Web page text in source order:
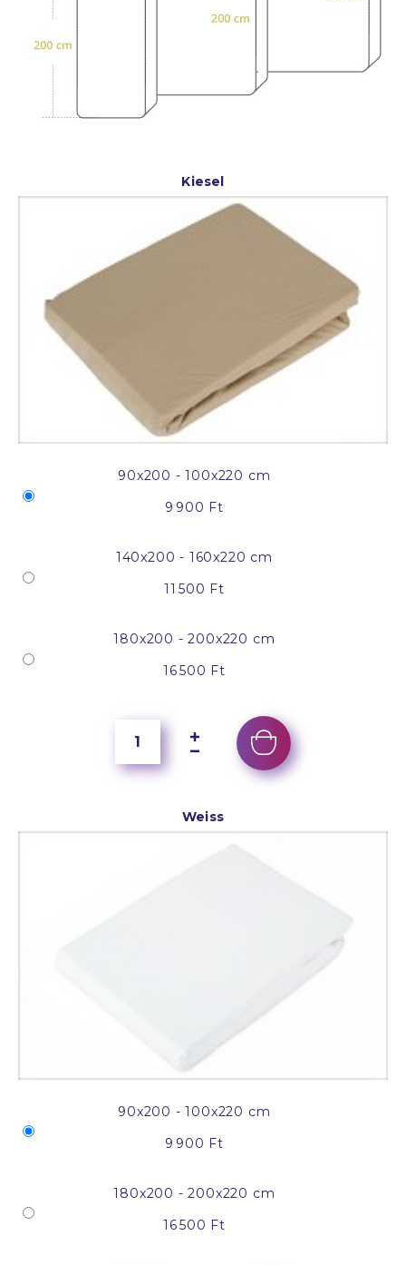
Kiesel
90x200 - 100x220 cm
9 900 Ft
140x200 - 160x220 cm
11 500 Ft
180x200 - 200x220 cm
16 500 Ft
Weiss
90x200 - 100x220 cm
9 900 Ft
180x200 - 200x220 cm
16 500 Ft